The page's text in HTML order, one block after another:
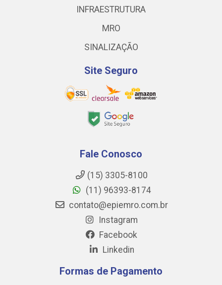
INFRAESTRUTURA
MRO
SINALIZAÇÃO
Site Seguro
Fale Conosco
(15) 3305-8100
(11) 96393-8174
contato@epiemro.com.br
Instagram
Facebook
Linkedin
Formas de Pagamento